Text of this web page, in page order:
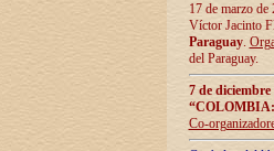
17 de marzo
Víctor Jacinto
Paraguay.
del Paraguay.
7 de
Co-